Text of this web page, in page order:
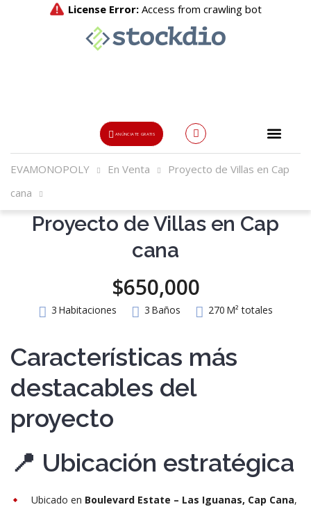
ANÚNCIATE GRATIS
Usuario o Email
{{errors['login']}}
Olvidado?
👁
{{errors['password']}}
Recuérdame
INICIAR SESIÓN
EVAMONOPOLY En Venta
Proyecto de Villas en Cap
cana
Proyecto de Villas en Cap
cana
$650,000
3 Habitaciones 3 Baños 270 M² totales
Características más
destacables del
proyecto
📍 Ubicación estratégica
Ubicado en Boulevard Estate – Las Iguanas, Cap Cana,